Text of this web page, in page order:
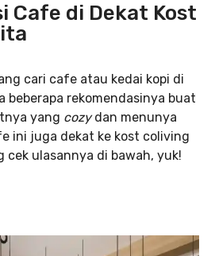
Cafe di Dekat Kost
cari cafe atau kedai kopi di
beberapa rekomendasinya buat
yang cozydan menunya
ini juga dekat ke kost coliving
cek ulasannya di bawah, yuk!